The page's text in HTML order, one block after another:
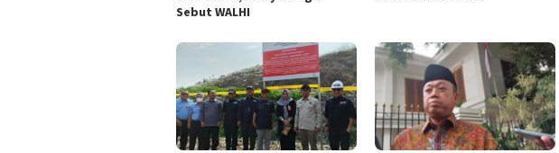
Sebut WALHI